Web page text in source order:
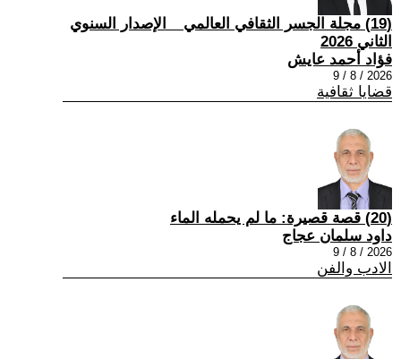
(19) مجلة الجسر الثقافي العالمي _ الإصدار السنوي
الثاني 2026
فؤاد أحمد عايش
2026 / 8 / 9
قضايا ثقافية
(20) قصة قصيرة: ما لم يحمله الماء
داود سلمان عجاج
2026 / 8 / 9
الادب والفن